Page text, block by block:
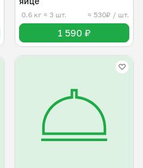
0.6 кг ≈ 3 шт. ≈ 530₽ / шт.
1 590 ₽